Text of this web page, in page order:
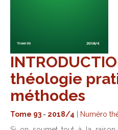
théologie
méthodes
Tome 93 - 2018/4
Numéro